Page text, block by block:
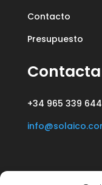
Contacto
Presupuesto
Contacta
+34 965 339 644